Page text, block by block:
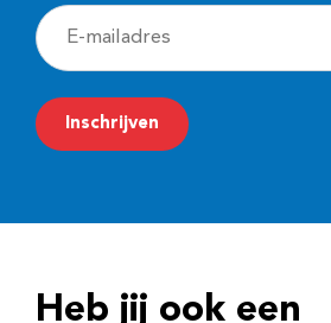
E
-
m
a
r
Inschrijven
Heb jij ook een